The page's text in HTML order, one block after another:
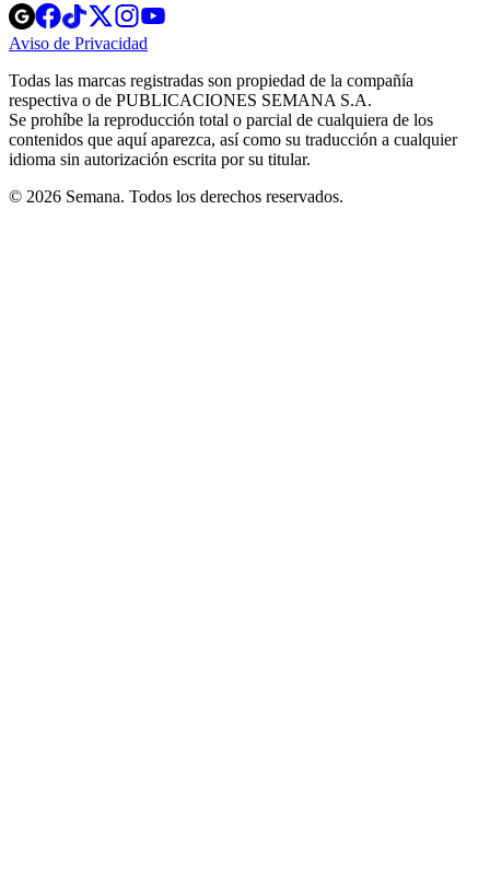
Opens
in
new
Opens
in
new
Opens
in
new
window
Opens
new
windowwindow
Aviso de Privacidad
new
window
Todas las marcas registradas son propiedad de la compañía
respectiva o de PUBLICACIONES SEMANA S.A.
Se prohíbe la reproducción total o parcial de cualquiera de los
contenidos que aquí aparezca, así como su traducción a cualquier
idioma sin autorización escrita por su titular.
© 2026 Semana. Todos los derechos reservados.